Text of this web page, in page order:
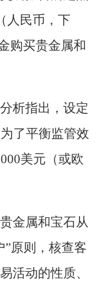
人民币，下
购买贵金属和
析指出，设定
了平衡监管效
美元（或欧
金属和宝石从
”原则，核查客
活动的性质、